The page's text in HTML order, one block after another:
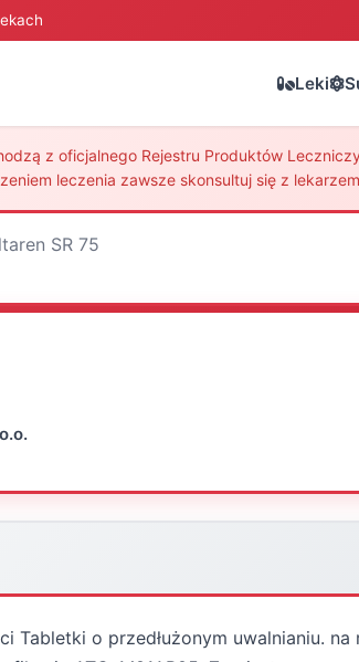
Leki
z oficjalnego Rejestru Produktów
leczenia zawsze skonsultuj się z
SR 75
Tabletki o przedłużonym uwalnianiu. na